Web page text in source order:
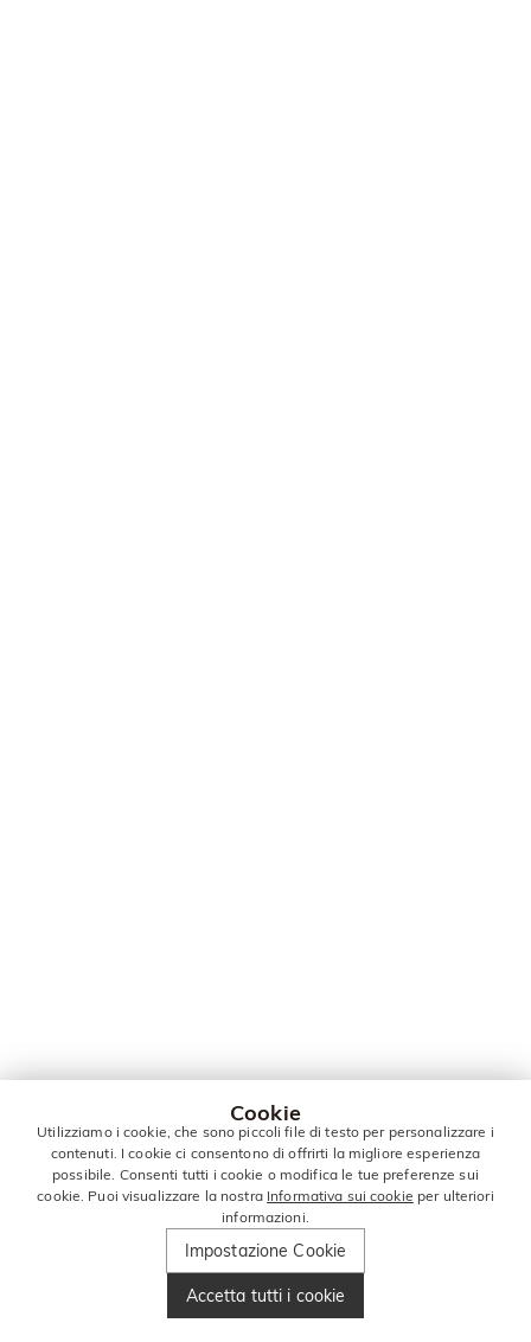
Cookie
Utilizziamo i cookie, che sono piccoli file di testo per personalizzare i
contenuti. I cookie ci consentono di offrirti la migliore esperienza
possibile. Consenti tutti i cookie o modifica le tue preferenze sui
cookie. Puoi visualizzare la nostra Informativa sui cookie per ulteriori
informazioni.
Impostazione Cookie
Accetta tutti i cookie